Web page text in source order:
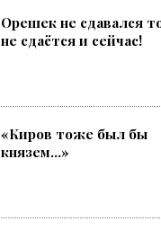
Орешек не сдавался
не сдаётся и сейчас!
«Киров тоже был бы
князем...»